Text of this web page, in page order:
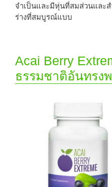
จำเป็นและมีหุ่นที่สมส่วนและ
ร่างที่สมบูรณ์แบบ
Acai Berry
ธรรมชาติอันทรง